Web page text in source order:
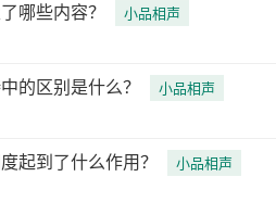
哪些内容？
小品相声
的区别是什么？
小品相声
起到了什么作用？
小品相声